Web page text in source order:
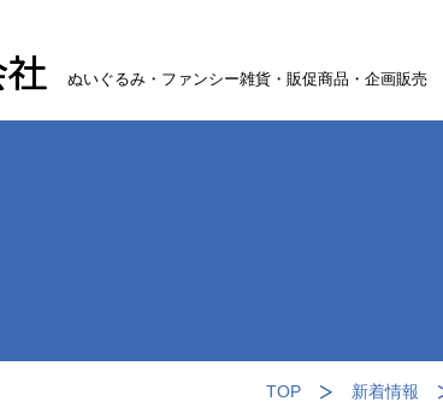
ぬいぐるみ・ファンシー雑貨・販促商品・企画販売
TOP 新着情報